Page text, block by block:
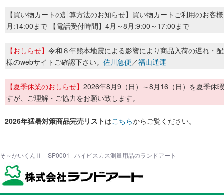
【買い物カートの計算方法のお知らせ】買い物カートご利用のお客
月:14:00まで 【電話受付時間】4月～8月:9:00～17:00まで
【おしらせ】 令和８年熊本地震による影響により商品入荷の遅れ・
様のwebサイトご確認下さい。 佐川急便／福山通運
【夏季休業のおしらせ】 2026年8月9（日）～8月16（日）を夏季休
すが、ご理解・ご協力をお願い致します。
2026年猛暑対策商品完売リストはこちらからご覧ください。
そ～かいくんⅡ SP0001 | ハイビスカス測量用品のランドアート